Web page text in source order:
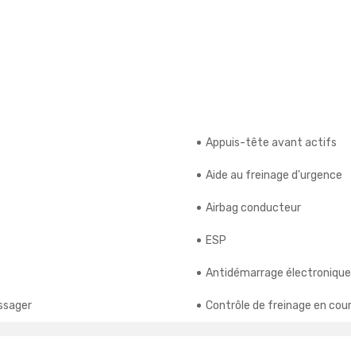
Appuis-tête avant actifs
Aide au freinage d'urgence
Airbag conducteur
ESP
Antidémarrage électronique
Contrôle de freinage en